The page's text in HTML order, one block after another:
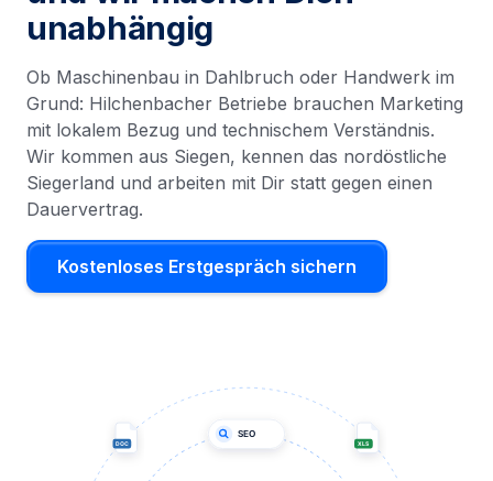
unabhängig
Ob Maschinenbau in Dahlbruch oder Handwerk im
Grund: Hilchenbacher Betriebe brauchen Marketing
mit lokalem Bezug und technischem Verständnis.
Wir kommen aus Siegen, kennen das nordöstliche
Siegerland und arbeiten mit Dir statt gegen einen
Dauervertrag.
Kostenloses Erstgespräch sichern